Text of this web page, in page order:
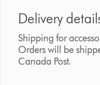
Delivery
Shipping for
Orders will be
Canada Post.